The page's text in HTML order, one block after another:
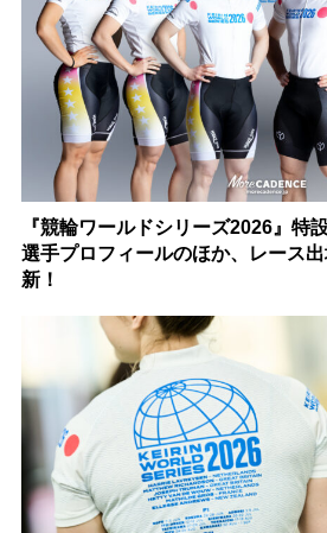
『競輪ワールドシリーズ2026』特
選手プロフィールのほか、レース
新！